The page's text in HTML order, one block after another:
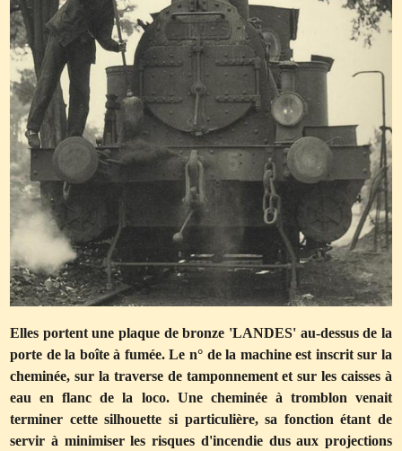
Elles portent une plaque de bronze 'LANDES' au-dessus de la
porte de la boîte à fumée. Le n° de la machine est inscrit sur la
cheminée, sur la traverse de tamponnement et sur les caisses à
eau en flanc de la loco. Une cheminée à tromblon venait
terminer cette silhouette si particulière, sa fonction étant de
servir à minimiser les risques d'incendie dus aux projections